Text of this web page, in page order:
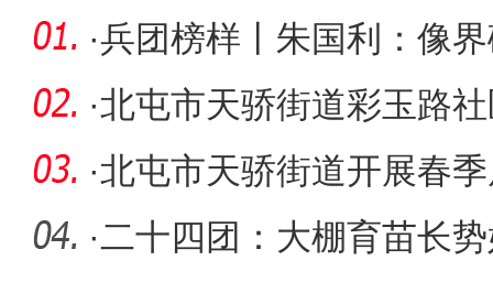
·兵团榜样丨朱国利：像
·北屯市天骄街道彩玉路
校园
·北屯市天骄街道开展春
患大检查
·二十四团：大棚育苗长